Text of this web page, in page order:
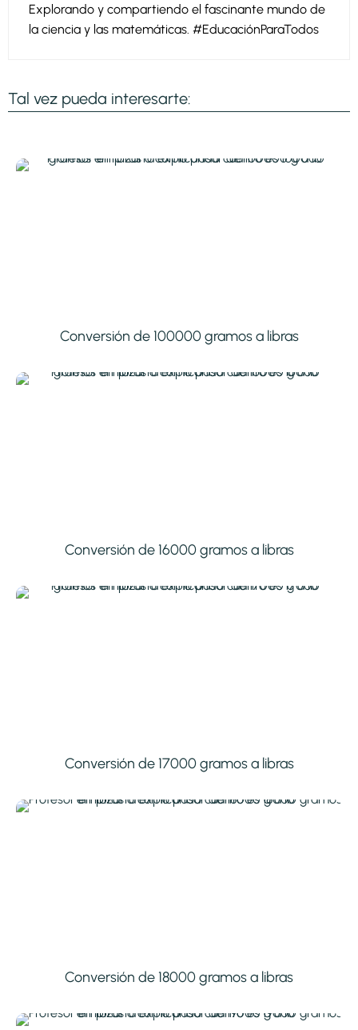
Explorando y compartiendo el fascinante mundo de
la ciencia y las matemáticas. #EducaciónParaTodos
Tal vez pueda interesarte:
Conversión de 100000 gramos a libras
Conversión de 16000 gramos a libras
Conversión de 17000 gramos a libras
Conversión de 18000 gramos a libras